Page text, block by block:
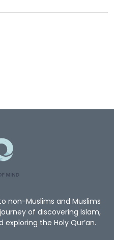
non-Muslims and Muslims
of discovering Islam,
the Holy Qur’an.